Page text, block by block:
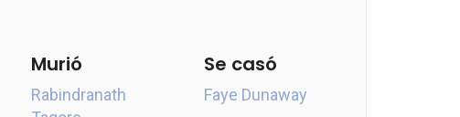
Murió
Rabindranath
Se casó
Faye Dunaway